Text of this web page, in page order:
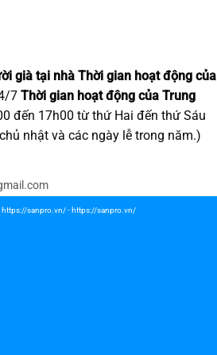
già tại nhà Thời gian hoạt động của
7 Thời gian hoạt động của Trung
đến 17h00 từ thứ Hai đến thứ Sáu
nhật và các ngày lễ trong năm.)
https://sanpro.vn/- https://sanpro.vn/